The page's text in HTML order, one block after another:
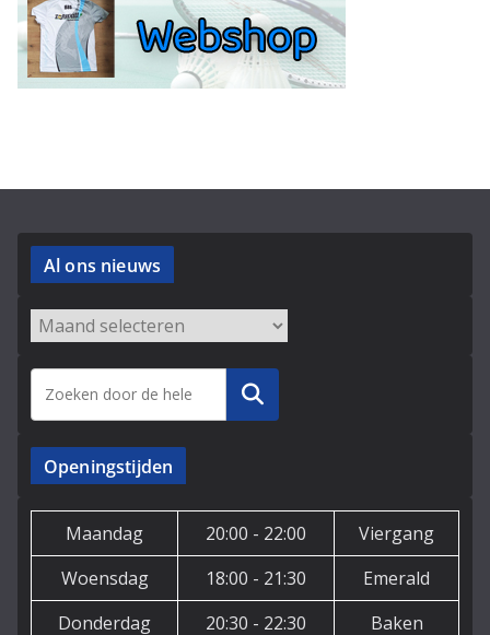
Al ons nieuws
Archieven
Zoeken
Openingstijden
Maandag 20:00 - 22:00
Viergang
Woensdag
18:00 - 21:30
Emerald
Donderdag
20:30 - 22:30 Baken